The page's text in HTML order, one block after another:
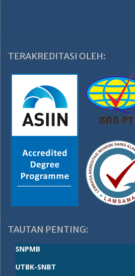
TERAKREDITASI OLEH:
TAUTAN PENTING:
SNPMB
UTBK-SNBT